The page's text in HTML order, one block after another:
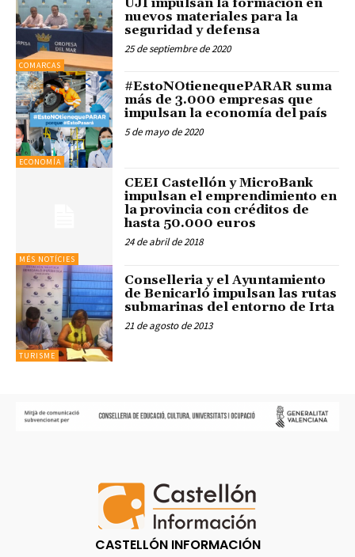
COMARCAS
nuevos materiales para la
seguridad y defensa
25 de septiembre de 2020
ECONOMÍA
#EstoNOtienequePARAR suma
más de 3.000 empresas que
impulsan la economía del país
5 de mayo de 2020
MÉS NOTÍCIES
CEEI Castellón y MicroBank
impulsan el emprendimiento en
la provincia con créditos de
hasta 50.000 euros
24 de abril de 2018
TURISME
Conselleria y el Ayuntamiento
de Benicarló impulsan las rutas
submarinas del entorno de Irta
21 de agosto de 2013
CASTELLÓN INFORMACIÓN